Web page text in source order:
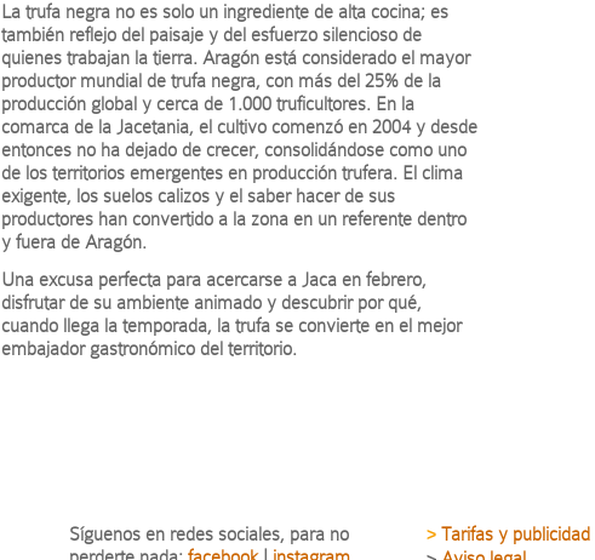
La trufa negra no es solo un ingrediente de alta cocina; es
también reflejo del paisaje y del esfuerzo silencioso de
quienes trabajan la tierra. Aragón está considerado el mayor
productor mundial de trufa negra, con más del 25% de la
producción global y cerca de 1.000 truficultores. En la
comarca de la Jacetania, el cultivo comenzó en 2004 y desde
entonces no ha dejado de crecer, consolidándose como uno
de los territorios emergentes en producción trufera. El clima
exigente, los suelos calizos y el saber hacer de sus
productores han convertido a la zona en un referente dentro
y fuera de Aragón.
Una excusa perfecta para acercarse a Jaca en febrero,
disfrutar de su ambiente animado y descubrir por qué,
cuando llega la temporada, la trufa se convierte en el mejor
embajador gastronómico del territorio.
Síguenos en redes sociales, para no
> Tarifas y